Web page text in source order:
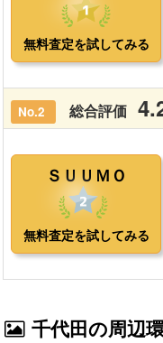
千代田の周辺